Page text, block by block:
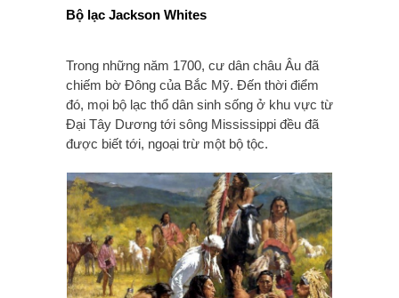
Bộ lạc Jackson Whites
Trong những năm 1700, cư dân châu Âu đã
chiếm bờ Đông của Bắc Mỹ. Đến thời điểm
đó, mọi bộ lạc thổ dân sinh sống ở khu vực từ
Đại Tây Dương tới sông Mississippi đều đã
được biết tới, ngoại trừ một bộ tộc.